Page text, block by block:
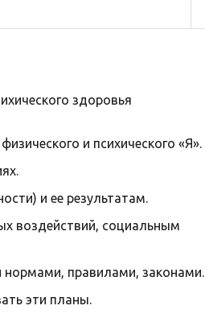
здоровья
и психического «Я».
и ее результатам.
воздействий, социальным
нормами, правилами, законами.
эти планы.